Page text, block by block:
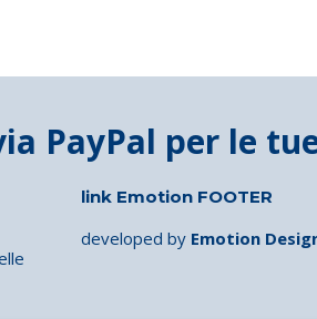
link Emotion FOOTER
developed by Emotion